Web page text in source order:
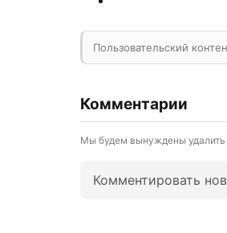
Пользовательский
Комментарии
Мы будем вынуждены удалить
Комментировать